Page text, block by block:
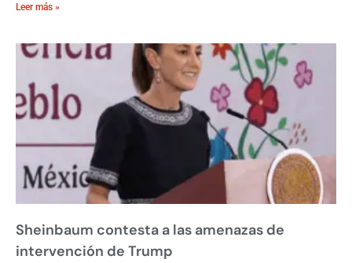
Leer más »
Sheinbaum contesta a las amenazas de
intervención de Trump